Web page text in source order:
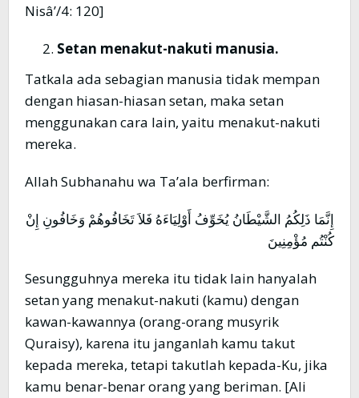
Nisâ’/4: 120]
Setan menakut-nakuti manusia.
Tatkala ada sebagian manusia tidak mempan
dengan hiasan-hiasan setan, maka setan
menggunakan cara lain, yaitu menakut-nakuti
mereka.
Allah Subhanahu wa Ta’ala berfirman:
إِنَّمَا ذَلِكُمُ الشَّيْطَانُ يُخَوِّفُ أَوْلِيَاءَهُ فَلاَ تَخَافُوهُمْ وَخَافُونِ إِنْ
كُنْتُم مُؤْمِنِينَ
Sesungguhnya mereka itu tidak lain hanyalah
setan yang menakut-nakuti (kamu) dengan
kawan-kawannya (orang-orang musyrik
Quraisy), karena itu janganlah kamu takut
kepada mereka, tetapi takutlah kepada-Ku, jika
kamu benar-benar orang yang beriman. [Ali